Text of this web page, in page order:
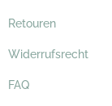
Retouren
Widerrufsrecht
FAQ